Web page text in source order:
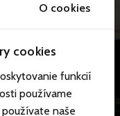
O cookies
cookies
funkcií
používame
naše